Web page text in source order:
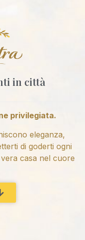
in città
privilegiata.
eleganza,
di goderti ogni
casa nel cuore